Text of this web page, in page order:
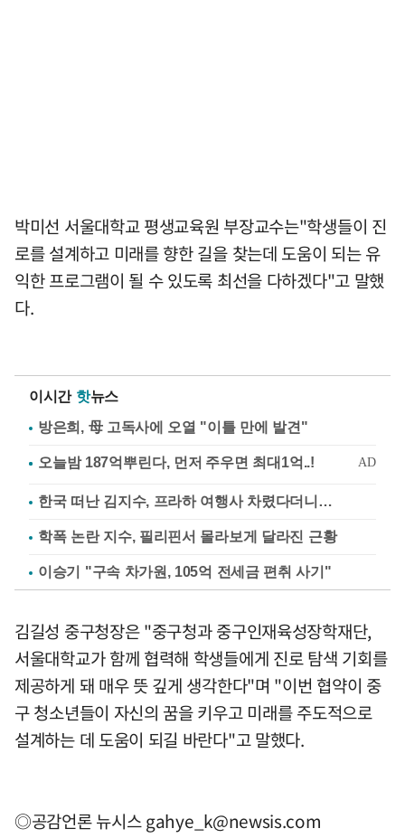
박미선 서울대학교 평생교육원 부장교수는"학생들이 진
로를 설계하고 미래를 향한 길을 찾는데 도움이 되는 유
익한 프로그램이 될 수 있도록 최선을 다하겠다"고 말했
다.
이시간 핫뉴스
방은희, 母 고독사에 오열 "이틀 만에 발견"
한국 떠난 김지수, 프라하 여행사 차렸다더니…
학폭 논란 지수, 필리핀서 몰라보게 달라진 근황
이승기 "구속 차가원, 105억 전세금 편취 사기"
김길성 중구청장은 "중구청과 중구인재육성장학재단,
서울대학교가 함께 협력해 학생들에게 진로 탐색 기회를
제공하게 돼 매우 뜻 깊게 생각한다"며 "이번 협약이 중
구 청소년들이 자신의 꿈을 키우고 미래를 주도적으로
설계하는 데 도움이 되길 바란다"고 말했다.
◎공감언론 뉴시스gahye_k@newsis.com